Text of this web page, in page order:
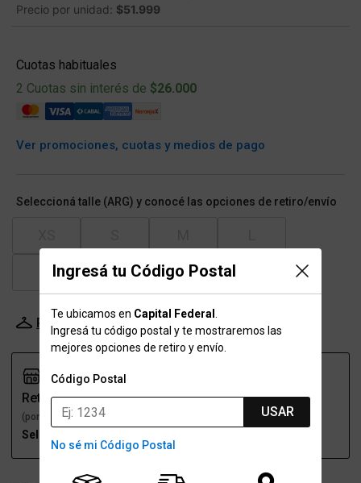
Ingresá tu Código Postal
Te ubicamos en Capital Federal
Ingresá tu código postal y te mostraremos las
mejores opciones de retiro y envío.
Código Postal
USAR
No sé mi Código Postal
Precio por unidad: $51.999
Cuotas habituales
2 Cuotas sin interés de $26.000
Ver promociones, cuotas y medios de pago
Seleccioná talle (ARG) y conocé las opciones de retiro/envío
XXL
Probador Virtual Tabla de talles
Retiro
(por una sucursal)
Seleccioná talle
Envío